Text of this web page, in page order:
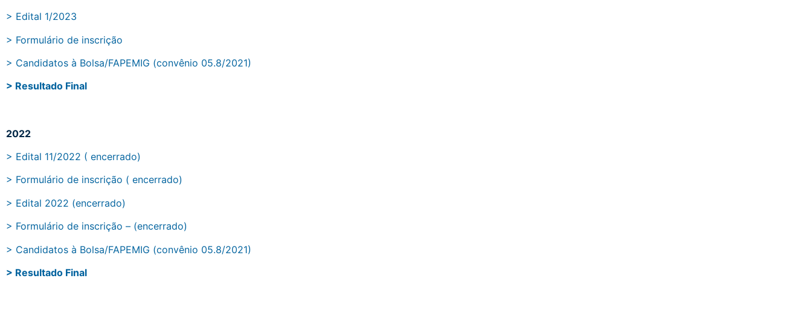
> Edital 1/2023
> Formulário de inscrição
> Candidatos à Bolsa/FAPEMIG (convênio 05.8/2021)
> Resultado Final
2022
> Edital 11/2022 ( encerrado)
> Formulário de inscrição ( encerrado)
> Edital 2022 (encerrado)
> Formulário de inscrição – (encerrado)
> Candidatos à Bolsa/FAPEMIG (convênio 05.8/2021)
> Resultado Final